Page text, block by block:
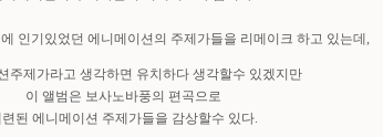
인기있었던 에니메이션의 주제가들을 리메이크 하고 있는데,
주제가라고 생각하면 유치하다 생각할수 있겠지만
이 앨범은 보사노바풍의 편곡으로
된 에니메이션 주제가들을 감상할수 있다.